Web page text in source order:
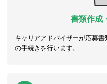
書類作成
キャリアアドバイザーが応募
の手続きを行います。